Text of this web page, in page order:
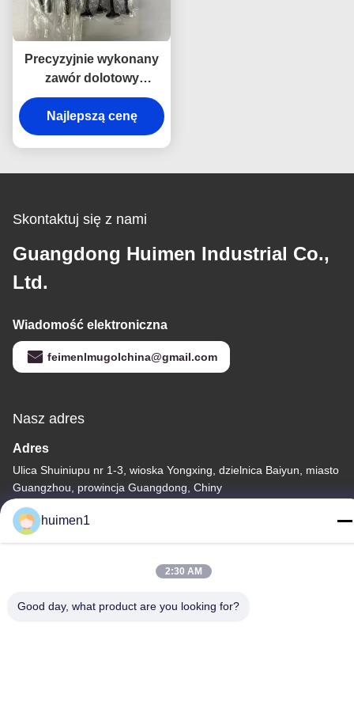
Precyzyjnie wykonany
zawór dolotowy
1007011XED95 do Great
Wall 4D20M, kompletne
pudełko 8 sztuk, dla
Najlepszą cenę
Skontaktuj się z nami
Guangdong Huimen Industrial Co.,
Ltd.
Wiadomość elektroniczna
feimenlmugolchina@gmail.com
Nasz adres
Adres
Ulica Shuiniupu nr 1-3, wioska Yongxing, dzielnica Baiyun, miasto
Guangzhou, prowincja Guangdong, Chiny
Tel. huimen1
2:30 AM
Good day, what product are you looking for?